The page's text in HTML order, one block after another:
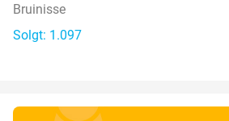
Bruinisse
Solgt: 1.097